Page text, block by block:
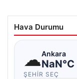
Hava Durumu
☁Ankara
NaN°C
ŞEHIR SEÇ